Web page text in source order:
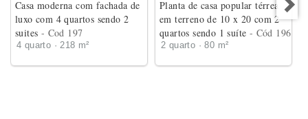
Casa moderna com fachada de
luxo com 4 quartos sendo 2
suites - Cod 197
4 quarto · 218 m²
Planta de casa popular térrea
em terreno de 10 x 20 com 2
quartos sendo 1 suíte - Cód 196
2 quarto · 80 m²